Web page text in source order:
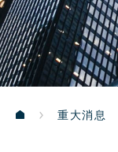
重大消息